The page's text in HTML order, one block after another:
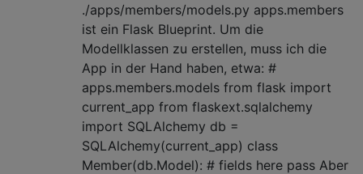
./apps/members/models.py apps.members
ist ein Flask Blueprint. Um die
Modellklassen zu erstellen, muss ich die
App in der Hand haben, etwa: #
apps.members.models from flask import
current_app from flaskext.sqlalchemy
import SQLAlchemy db =
SQLAlchemy(current_app) class
Member(db.Model): # fields here pass Aber